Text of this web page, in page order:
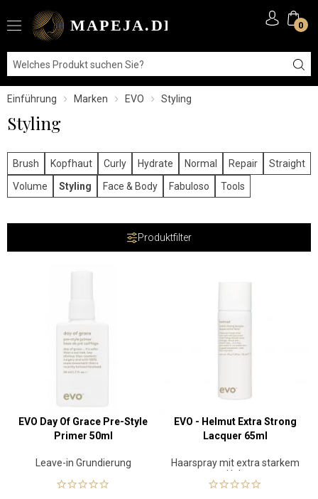
0
Einführung Marken EVO Styling
Styling
Brush Kopfhaut Curly Hydrate Normal Repair
Straight
Volume
Styling Face & Body Fabuloso Tools
Produktfilter
EVO Day Of Grace Pre-Style
Primer 50ml
Leave-in Grundierung
EVO - Helmut Extra Strong
Lacquer 65ml
Haarspray mit extra starkem
Halt